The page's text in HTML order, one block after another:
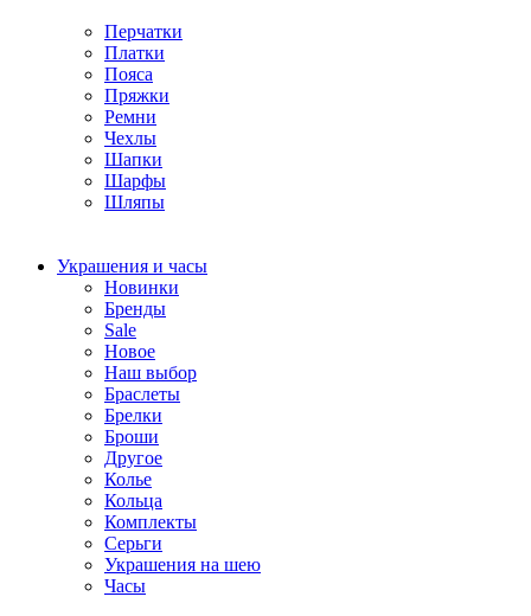
Перчатки
Платки
Пояса
Пряжки
Ремни
Чехлы
Шапки
Шарфы
Шляпы
Украшения и часы
Новинки
Бренды
Sale
Новое
Наш выбор
Браслеты
Брелки
Броши
Другое
Колье
Кольца
Комплекты
Серьги
Украшения на шею
Часы